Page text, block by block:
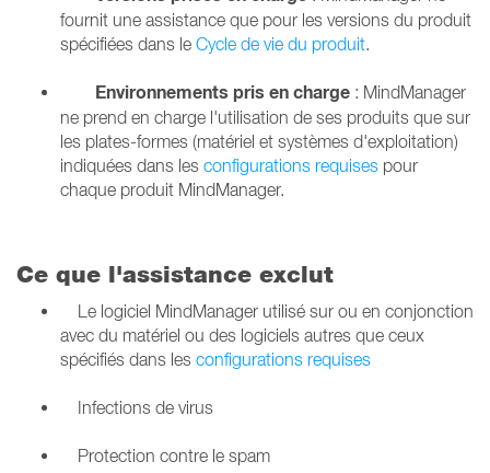
fournit une assistance que pour les versions du produit
spécifiées dans le Cycle de vie du produit.
Environnements pris en charge : MindManager
ne prend en charge l'utilisation de ses produits que sur
les plates-formes (matériel et systèmes d'exploitation)
indiquées dans les configurations requises pour
chaque produit MindManager.
Ce que l'assistance exclut
Le logiciel MindManager utilisé sur ou en conjonction
avec du matériel ou des logiciels autres que ceux
spécifiés dans les configurations requises
Infections de virus
Protection contre le spam